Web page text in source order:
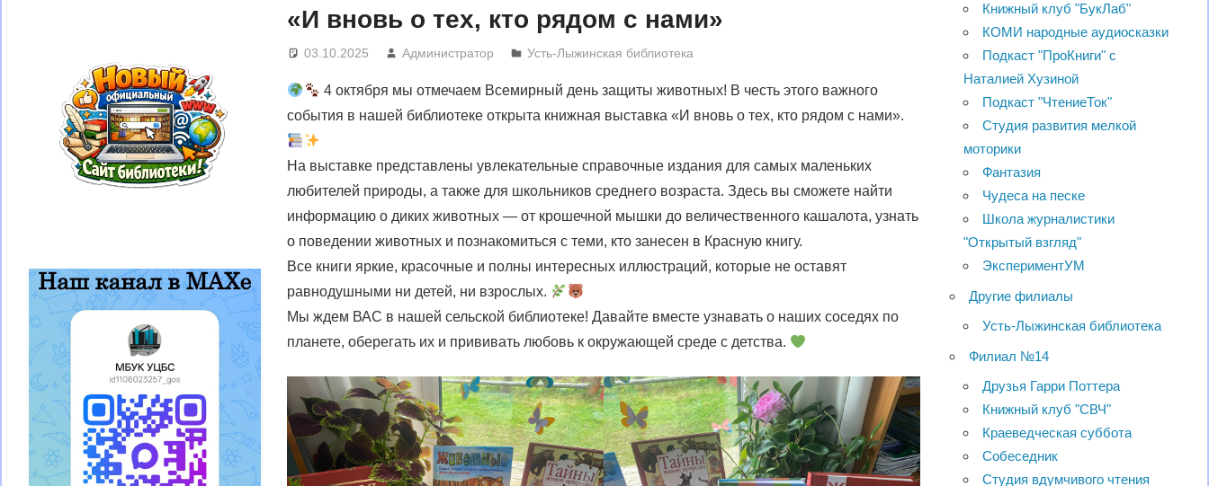
«И вновь о тех, кто рядом с нами»
03.10.2025 Администратор Усть-Лыжинская библиотека
4 октября мы отмечаем Всемирный день защиты животных! В честь этого важного
события в нашей библиотеке открыта книжная выставка «И вновь о тех, кто рядом с нами».
На выставке представлены увлекательные справочные издания для самых маленьких
любителей природы, а также для школьников среднего возраста. Здесь вы сможете найти
информацию о диких животных — от крошечной мышки до величественного кашалота, узнать
о поведении животных и познакомиться с теми, кто занесен в Красную книгу.
Все книги яркие, красочные и полны интересных иллюстраций, которые не оставят
равнодушными ни детей, ни взрослых.
Мы ждем ВАС в нашей сельской библиотеке! Давайте вместе узнавать о наших соседях по
планете, оберегать их и прививать любовь к окружающей среде с детства.
Книжный клуб "БукЛаб"
КОМИ народные аудиосказки
Подкаст "ПроКниги" с
Наталией Хузиной
Подкаст "ЧтениеТок"
Студия развития мелкой
моторики
Фантазия
Чудеса на песке
Школа журналистики
"Открытый взгляд"
ЭкспериментУМ
Другие филиалы
Усть-Лыжинская библиотека
Филиал №14
Друзья Гарри Поттера
Книжный клуб "СВЧ"
Краеведческая суббота
Собеседник
Студия вдумчивого чтения